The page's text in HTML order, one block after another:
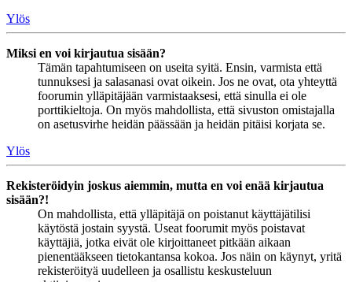
Ylös
Miksi en voi kirjautua sisään?
Tämän tapahtumiseen on useita syitä. Ensin, varmista että
tunnuksesi ja salasanasi ovat oikein. Jos ne ovat, ota yhteyttä
foorumin ylläpitäjään varmistaaksesi, että sinulla ei ole
porttikieltoja. On myös mahdollista, että sivuston omistajalla
on asetusvirhe heidän päässään ja heidän pitäisi korjata se.
Ylös
Rekisteröidyin joskus aiemmin, mutta en voi enää kirjautua
sisään?!
On mahdollista, että ylläpitäjä on poistanut käyttäjätilisi
käytöstä jostain syystä. Useat foorumit myös poistavat
käyttäjiä, jotka eivät ole kirjoittaneet pitkään aikaan
pienentääkseen tietokantansa kokoa. Jos näin on käynyt, yritä
rekisteröityä uudelleen ja osallistu keskusteluun